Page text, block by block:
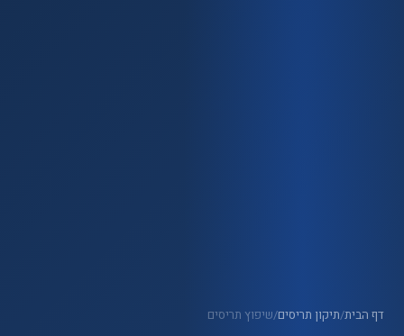
דף הבית/תיקון תריסים/שיפוץ תריסים